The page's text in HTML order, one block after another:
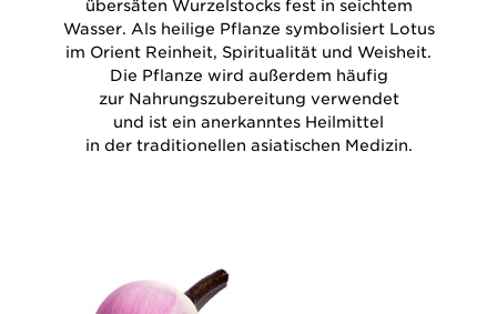
übersäten Wurzelstocks fest in seichtem
Wasser. Als heilige Pflanze symbolisiert Lotus
im Orient Reinheit, Spiritualität und Weisheit.
Die Pflanze wird außerdem häufig
zur Nahrungszubereitung verwendet
und ist ein anerkanntes Heilmittel
in der traditionellen asiatischen Medizin.